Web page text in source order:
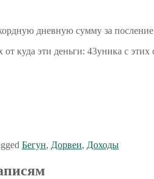
дневную сумму за
от куда эти деньги: 43уника с
Бегун, Дорвеи, Доходы